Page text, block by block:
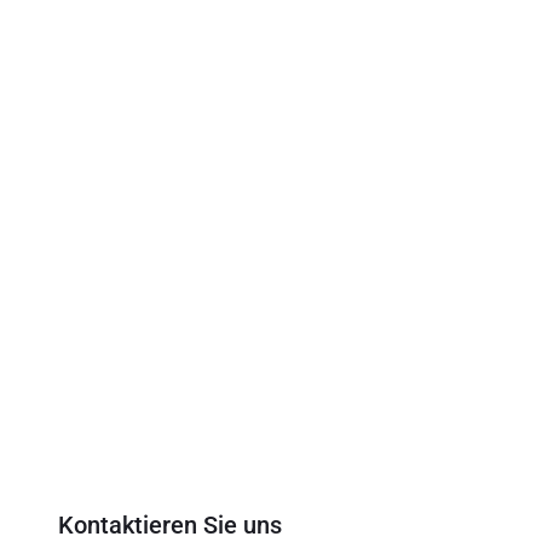
Kontaktieren Sie uns